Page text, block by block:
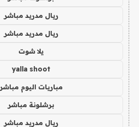
ريال مدريد مباشر
ريال مدريد مباشر
يلا شوت
yalla shoot
مباريات اليوم مباشر
برشلونة مباشر
ريال مدريد مباشر